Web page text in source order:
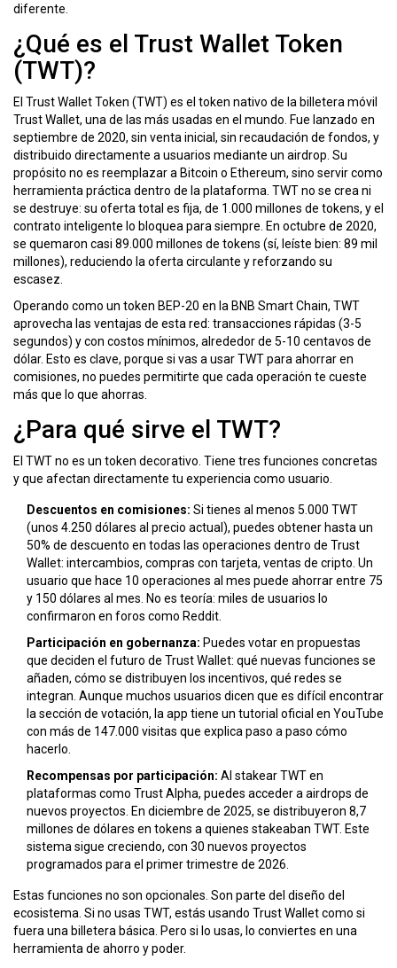
diferente.
¿Qué es el Trust Wallet Token
(TWT)?
El Trust Wallet Token (TWT) es el token nativo de la billetera móvil
Trust Wallet, una de las más usadas en el mundo. Fue lanzado en
septiembre de 2020, sin venta inicial, sin recaudación de fondos, y
distribuido directamente a usuarios mediante un airdrop. Su
propósito no es reemplazar a Bitcoin o Ethereum, sino servir como
herramienta práctica dentro de la plataforma. TWT no se crea ni
se destruye: su oferta total es fija, de 1.000 millones de tokens, y el
contrato inteligente lo bloquea para siempre. En octubre de 2020,
se quemaron casi 89.000 millones de tokens (sí, leíste bien: 89 mil
millones), reduciendo la oferta circulante y reforzando su
escasez.
Operando como un token BEP-20 en la BNB Smart Chain, TWT
aprovecha las ventajas de esta red: transacciones rápidas (3-5
segundos) y con costos mínimos, alrededor de 5-10 centavos de
dólar. Esto es clave, porque si vas a usar TWT para ahorrar en
comisiones, no puedes permitirte que cada operación te cueste
más que lo que ahorras.
¿Para qué sirve el TWT?
El TWT no es un token decorativo. Tiene tres funciones concretas
y que afectan directamente tu experiencia como usuario.
Descuentos en comisiones: Si tienes al menos 5.000 TWT
(unos 4.250 dólares al precio actual), puedes obtener hasta un
50% de descuento en todas las operaciones dentro de Trust
Wallet: intercambios, compras con tarjeta, ventas de cripto. Un
usuario que hace 10 operaciones al mes puede ahorrar entre 75
y 150 dólares al mes. No es teoría: miles de usuarios lo
confirmaron en foros como Reddit.
Participación en gobernanza: Puedes votar en propuestas
que deciden el futuro de Trust Wallet: qué nuevas funciones se
añaden, cómo se distribuyen los incentivos, qué redes se
integran. Aunque muchos usuarios dicen que es difícil encontrar
la sección de votación, la app tiene un tutorial oficial en YouTube
con más de 147.000 visitas que explica paso a paso cómo
hacerlo.
Recompensas por participación: Al stakear TWT en
plataformas como Trust Alpha, puedes acceder a airdrops de
nuevos proyectos. En diciembre de 2025, se distribuyeron 8,7
millones de dólares en tokens a quienes stakeaban TWT. Este
sistema sigue creciendo, con 30 nuevos proyectos
programados para el primer trimestre de 2026.
Estas funciones no son opcionales. Son parte del diseño del
ecosistema. Si no usas TWT, estás usando Trust Wallet como si
fuera una billetera básica. Pero si lo usas, lo conviertes en una
herramienta de ahorro y poder.